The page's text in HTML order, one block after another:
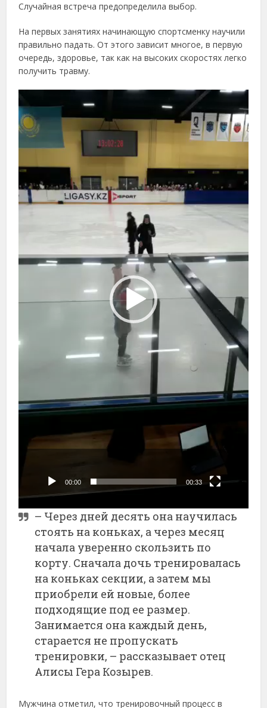
Случайная встреча предопределила выбор.
На первых занятиях начинающую спортсменку научили
правильно падать. От этого зависит многое, в первую
очередь, здоровье, так как на высоких скоростях легко
получить травму.
00:00 00:33
– Через дней десять она научилась
стоять на коньках, а через месяц
начала уверенно скользить по
корту. Сначала дочь тренировалась
на коньках секции, а затем мы
приобрели ей новые, более
подходящие под ее размер.
Занимается она каждый день,
старается не пропускать
тренировки, – рассказывает отец
Алисы Гера Козырев.
Мужчина отметил, что тренировочный процесс в